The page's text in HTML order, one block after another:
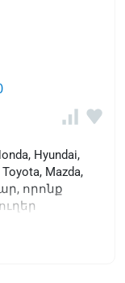
Hyundai,
Mazda,
որոնք